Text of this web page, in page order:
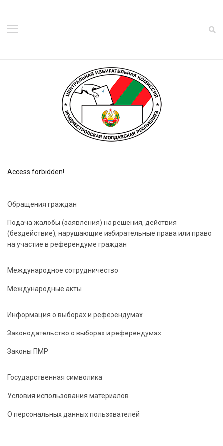
Access forbidden!
Обращения граждан
Подача жалобы (заявления) на решения, действия
(бездействие), нарушающие избирательные права или право
на участие в референдуме граждан
Международное сотрудничество
Международные акты
Информация о выборах и референдумах
Законодательство о выборах и референдумах
Законы ПМР
Государственная символика
Условия использования материалов
О персональных данных пользователей